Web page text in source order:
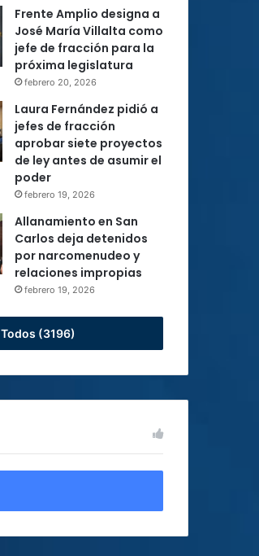
Frente Amplio designa a
José María Villalta como
jefe de fracción para la
próxima legislatura
febrero 20, 2026
Laura Fernández pidió a
jefes de fracción
aprobar siete proyectos
de ley antes de asumir el
poder
febrero 19, 2026
Allanamiento en San
Carlos deja detenidos
por narcomenudeo y
relaciones impropias
febrero 19, 2026
Todos (3196)